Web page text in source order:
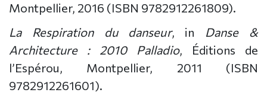
Montpellier, 2016 (ISBN 9782912261809).
La Respiration du danseur, in Danse &
Architecture : 2010 Palladio, Éditions de
l’Espérou, Montpellier, 2011 (ISBN
9782912261601).